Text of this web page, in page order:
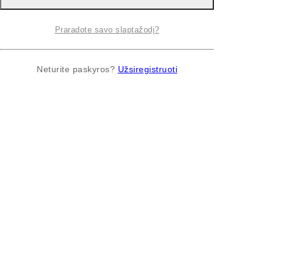
Praradote savo slaptažodį?
Neturite paskyros? Užsiregistruoti